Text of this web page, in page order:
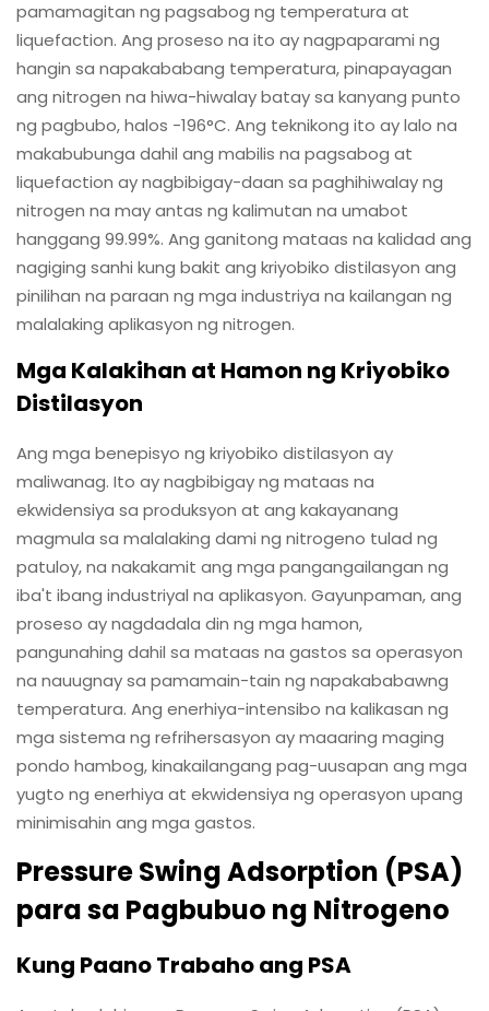
pamamagitan ng pagsabog ng temperatura at
liquefaction. Ang proseso na ito ay nagpaparami ng
hangin sa napakababang temperatura, pinapayagan
ang nitrogen na hiwa-hiwalay batay sa kanyang punto
ng pagbubo, halos -196°C. Ang teknikong ito ay lalo na
makabubunga dahil ang mabilis na pagsabog at
liquefaction ay nagbibigay-daan sa paghihiwalay ng
nitrogen na may antas ng kalimutan na umabot
hanggang 99.99%. Ang ganitong mataas na kalidad ang
nagiging sanhi kung bakit ang kriyobiko distilasyon ang
pinilihan na paraan ng mga industriya na kailangan ng
malalaking aplikasyon ng nitrogen.
Mga Kalakihan at Hamon ng Kriyobiko
Distilasyon
Ang mga benepisyo ng kriyobiko distilasyon ay
maliwanag. Ito ay nagbibigay ng mataas na
ekwidensiya sa produksyon at ang kakayanang
magmula sa malalaking dami ng nitrogeno tulad ng
patuloy, na nakakamit ang mga pangangailangan ng
iba't ibang industriyal na aplikasyon. Gayunpaman, ang
proseso ay nagdadala din ng mga hamon,
pangunahing dahil sa mataas na gastos sa operasyon
na nauugnay sa pamamain-tain ng napakababawng
temperatura. Ang enerhiya-intensibo na kalikasan ng
mga sistema ng refrihersasyon ay maaaring maging
pondo hambog, kinakailangang pag-uusapan ang mga
yugto ng enerhiya at ekwidensiya ng operasyon upang
minimisahin ang mga gastos.
Pressure Swing Adsorption (PSA)
para sa Pagbubuo ng Nitrogeno
Kung Paano Trabaho ang PSA